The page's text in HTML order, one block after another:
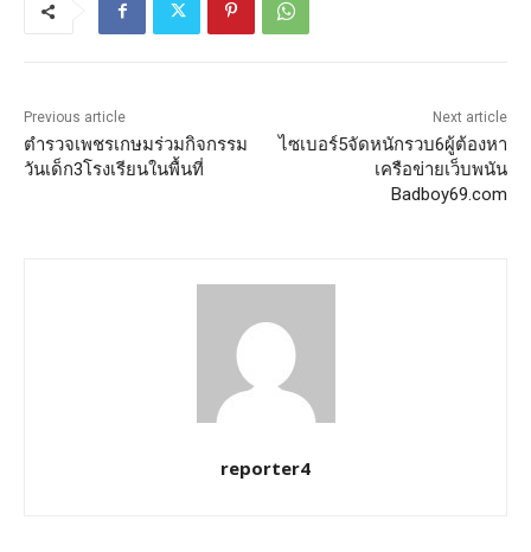
Previous article
ตำรวจเพชรเกษมร่วมกิจกรรม
วันเด็ก3โรงเรียนในพื้นที่
Next article
ไซเบอร์5จัดหนักรวบ6ผู้ต้องหา
เครือข่ายเว็บพนัน
Badboy69.com
reporter4